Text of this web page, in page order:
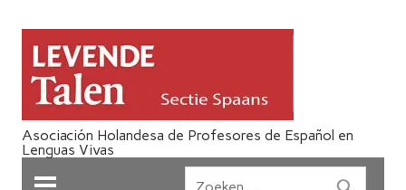
Asociación Holandesa de Profesores de Español en
Lenguas Vivas